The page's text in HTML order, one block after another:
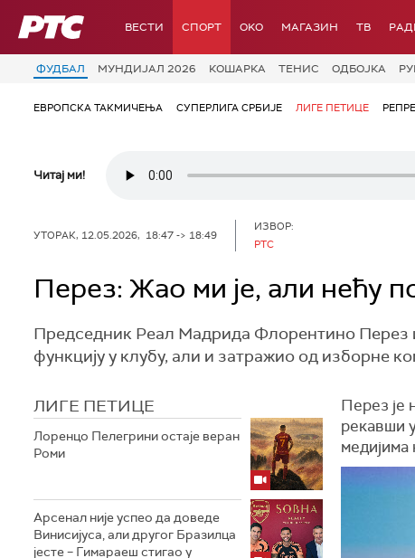
РТС ВЕСТИ СПОРТ OKO МАГАЗИН ТВ
ФУДБАЛ МУНДИЈАЛ 2026 КОШАРКА ТЕНИС ОДБОЈКА
ЕВРОПСКА ТАКМИЧЕЊА СУПЕРЛИГА СРБИЈЕ ЛИГЕ ПЕТИЦЕ
Читај ми!
УТОРАК, 12.05.2026, 18:47 -> 18:49
ИЗВОР:
РТС
Перез: Жао ми је, али нећу
Председник Реал Мадрида Флорентино Перез
функцију у клубу, али и затражио од изборне
ЛИГЕ ПЕТИЦЕ
Лоренцо Пелегрини остаје веран
Роми
Арсенал није успео да доведе
Винисијуса, али другог Бразилца
јесте – Гимараеш стигао у
Перез је
рекавши
медијима